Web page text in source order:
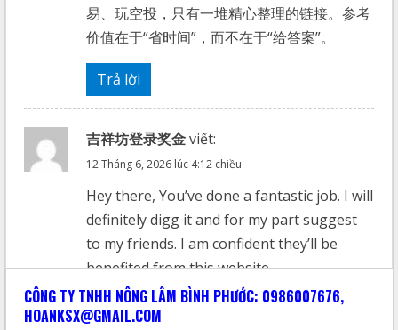
易、玩空投，只有一堆精心整理的链接。参考
价值在于“省时间”，而不在于“给答案”。
Trả lời
吉祥坊登录奖金viết:
12 Tháng 6, 2026 lúc 4:12 chiều
Hey there, You’ve done a fantastic job. I will
definitely digg it and for my part suggest
to my friends. I am confident they’ll be
benefited from this website.
Trả lời
CÔNG TY TNHH NÔNG LÂM BÌNH PHƯỚC: 0986007676,
HOANKSX@GMAIL.COM